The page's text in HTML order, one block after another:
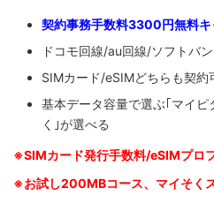
契約事務手数料3300円無料キ
ドコモ回線/au回線/ソフトバ
SIMカード/eSIMどちらも契約
基本データ容量で選ぶ｢マイ
く｣が選べる
※SIMカード発行手数料/eSIMプロ
※お試し200MBコース、マイそく